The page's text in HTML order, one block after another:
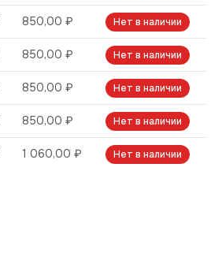
850,00 ₽ Нет в наличии
850,00 ₽ Нет в наличии
850,00 ₽ Нет в наличии
850,00 ₽ Нет в наличии
1 060,00 ₽ Нет в наличии